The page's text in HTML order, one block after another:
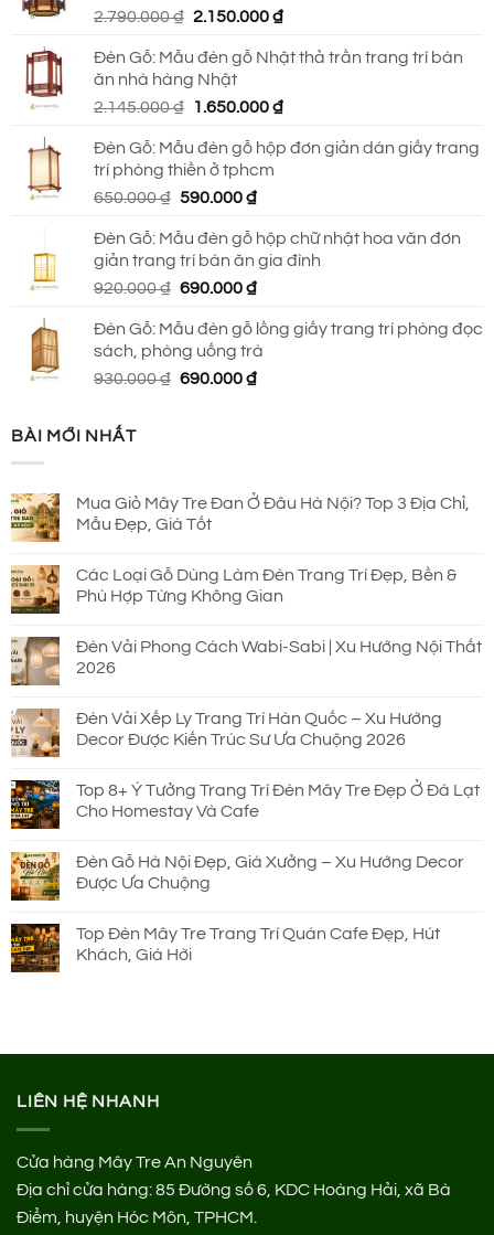
690.000 ₫.
2.790.000₫ Giá
là:
2.790.000 ₫.
2.150.000₫Giá
tại
2.150.000 ₫.
Đèn Gỗ: Mẫu đèn gỗ Nhật thả trần trang trí bàn
ăn nhà hàng Nhật
2.145.000₫
Giá
là:
2.145.000 ₫.
1.650.000₫Giá
tại
Đèn Gỗ: Mẫu đèn gỗ hộp đơn giản dán giấy trang
trí phòng thiền ở tphcm
650.000₫ Giá
là:
650.000 ₫.
590.000₫Giá
tại
là:
590.000 ₫.
Đèn Gỗ: Mẫu đèn gỗ hộp chữ nhật hoa văn đơn
giản trang trí bàn ăn gia đình
920.000₫ Giá
là:
920.000 ₫.
690.000₫Giá
tại
là:
690.000 ₫.
Đèn Gỗ: Mẫu đèn gỗ lồng giấy trang trí phòng đọc
sách, phòng uống trà
930.000₫ Giá
690.000₫Giá
BÀI MỚI NHẤT
Mua Giỏ Mây Tre Đan Ở Đâu Hà Nội? Top 3 Địa Chỉ,
Mẫu Đẹp, Giá Tốt
Các Loại Gỗ Dùng Làm Đèn Trang Trí Đẹp, Bền &
Phù Hợp Từng Không Gian
Đèn Vải Phong Cách Wabi-Sabi | Xu Hướng Nội Thất
2026
Đèn Vải Xếp Ly Trang Trí Hàn Quốc – Xu Hướng
Decor Được Kiến Trúc Sư Ưa Chuộng 2026
Top 8+ Ý Tưởng Trang Trí Đèn Mây Tre Đẹp Ở Đà Lạt
Cho Homestay Và Cafe
Đèn Gỗ Hà Nội Đẹp, Giá Xưởng – Xu Hướng Decor
Được Ưa Chuộng
Top Đèn Mây Tre Trang Trí Quán Cafe Đẹp, Hút
Khách, Giá Hời
LIÊN HỆ NHANH
Cửa hàng Mây Tre An Nguyên
Địa chỉ cửa hàng:85 Đường số 6, KDC Hoàng Hải, xã Bà
Điểm, huyện Hóc Môn, TPHCM.